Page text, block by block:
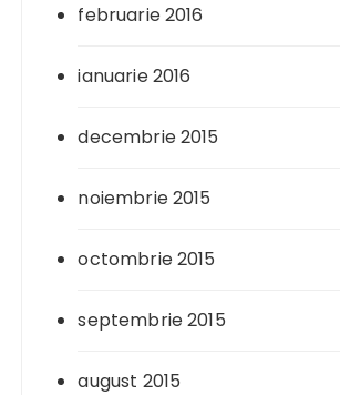
februarie 2016
ianuarie 2016
decembrie 2015
noiembrie 2015
octombrie 2015
septembrie 2015
august 2015